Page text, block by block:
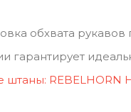
обхвата
гарантирует
штаны: REBELHORN